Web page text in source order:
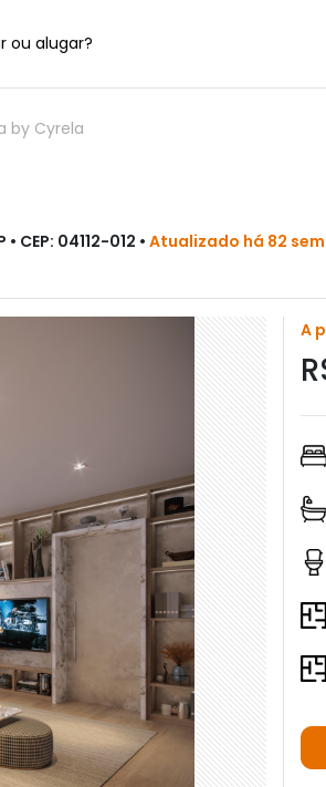
ou alugar?
by Cyrela
04112-012 • Atualizado há 82
A